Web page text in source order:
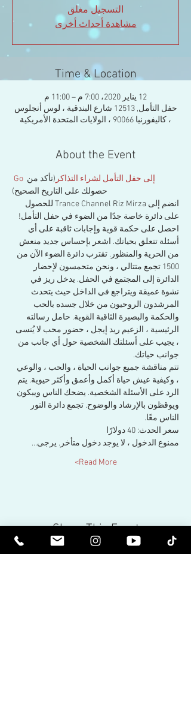
التسجيل مغلق
مشاهدة أحداث أخرى
Time & Location
12 يناير 2020، 7:00 م – 11:00 م
حفل التأمل, 12513 شارع البندقية ، لوس أنجلوس
، كاليفورنيا 90066 ، الولايات المتحدة الأمريكية
About the Event
Go إلى حفل التأمل لشراء التذاكر (تأكد من
حصولك على التاريخ الصحيح)
انضم إلى Trance Channel Riz Mirza للحصول
على دائرة خاصة جدًا من الضوء في حفل التأمل!
احصل على حكمة قوية وإجابات ثاقبة على أي
أسئلة تتعلق بحياتك. اشعر بإحساس جديد منعش
من الحرية والمنظور. تقترب دائرة الضوء الآن من
1500 تجمع متتالي ، ونحن متحمسون لإحضار
الدائرة إلى المجتمع في الحفل. يدخل ريز في
نشوة عميقة ويتراجع في الداخل حيث يتحدث
المرشدون الروحيون من خلال جسده بالحب
والحكمة والبصيرة الثاقبة القوية. حامل رسالته
الرئيسية ، الزعيم ريد إيجل ، حضور محب لا يُنسى
، يجيب على أسئلتك الشخصية حول أي جانب من
جوانب حياتك.
تتم مناقشة جميع جوانب الحياة ، والحب ، والوعي
، وكيفية عيش حياة أكمل وأعمق وأكثر حيوية. يتم
الرد على الأسئلة الشخصية. يضحك الناس ويبكون
ويوقظون بالإرشاد والوضوح. تجمع دائرة النور
الناس معًا.
سعر الحدث: 40 دولارًا
ممنوع الدخول ، لا يوجد دخول متأخر. يرجى…
Read More>
Share This Event